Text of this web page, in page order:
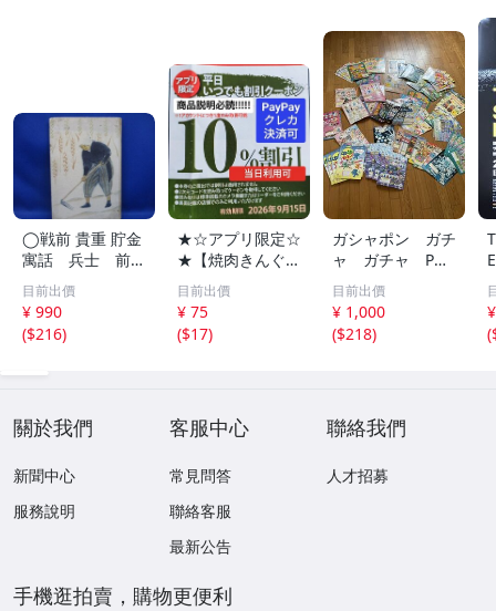
◯戦前 貴重 貯金
寓話 兵士 前
線 昭和１４年
非売品 貯金局 古
い 昭和 レトロ ア
ンティーク ヴィ
目前出價
¥ 990
($216)
★☆アプリ限定☆
★【焼肉きんぐ】
平日いつでもクー
ポン 10%割引券
9月15日まで Pay
Pay・クレカ決済
目前出價
¥ 75
($17)
ガシャポン ガチ
ャ ガチャ POP
ポップ 台紙
非売品 まとめ
て アンパンマ
ン ポケモン ガ
目前出價
¥ 1,000
($218)
(
關於我們
新聞中心
服務說明
客服中心
常見問答
聯絡客服
最新公告
聯絡我們
人才招募
手機逛拍賣，購物更便利